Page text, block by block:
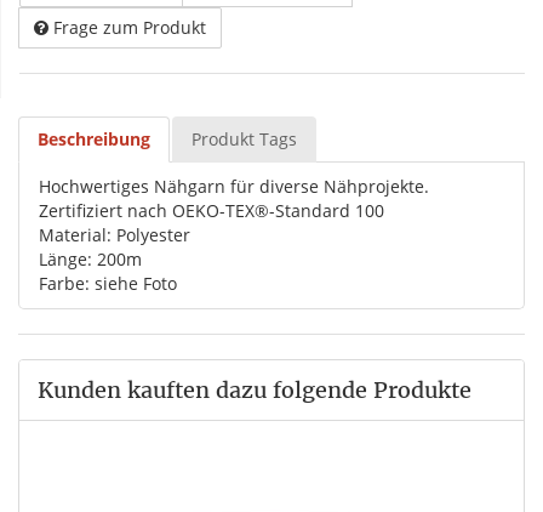
Frage zum Produkt
Beschreibung Produkt Tags
Hochwertiges Nähgarn für diverse Nähprojekte.
Zertifiziert nach OEKO-TEX®-Standard 100
Material: Polyester
Länge: 200m
Farbe: siehe Foto
Kunden kauften dazu folgende Produkte